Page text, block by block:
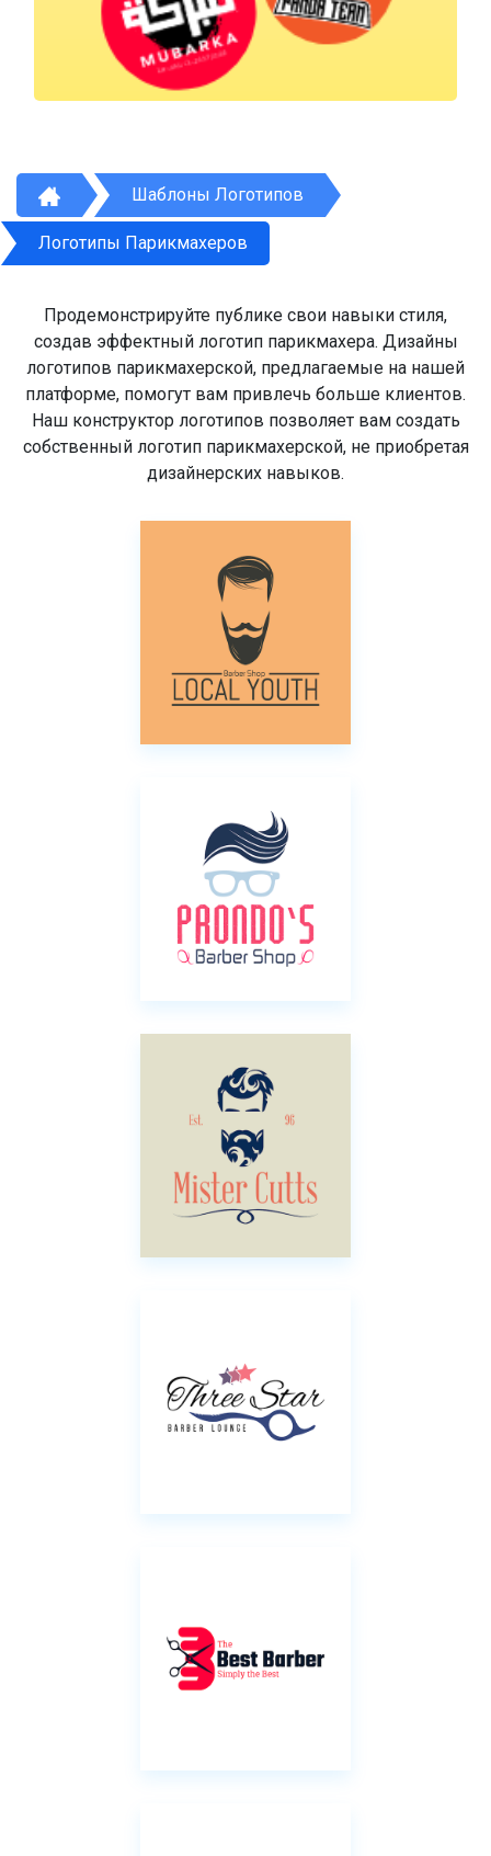
Шаблоны Логотипов
Логотипы Парикмахеров
Продемонстрируйте публике свои навыки стиля,
создав эффектный логотип парикмахера. Дизайны
логотипов парикмахерской, предлагаемые на нашей
платформе, помогут вам привлечь больше клиентов.
Наш конструктор логотипов позволяет вам создать
собственный логотип парикмахерской, не приобретая
дизайнерских навыков.